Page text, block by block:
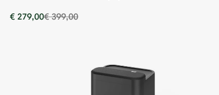
€ 279,00Price reduced from
€ 399,00to